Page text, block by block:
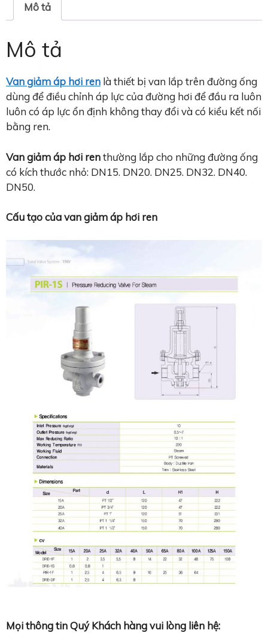
Mô tả
Mô tả
Van giảm áp hơi ren là thiết bị van lắp trên đường ống
dùng để điều chỉnh áp lực của đường hơi để đầu ra luôn
luôn có áp lực ổn định không thay đổi và có kiểu kết nối
bằng ren.
Van giảm áp hơi renthường lắp cho những đường ống
có kích thước nhỏ: DN15. DN20. DN25. DN32. DN40.
DN50.
Cấu tạo của van giảm áp hơi ren
Mọi thông tin Quý Khách hàng vui lòng liên hệ: